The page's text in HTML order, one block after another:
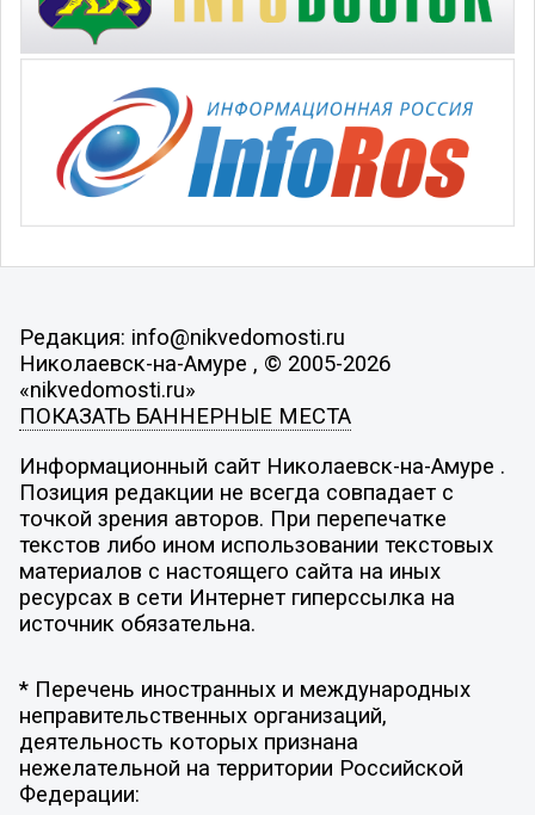
Редакция: info@nikvedomosti.ru
Николаевск-на-Амуре , © 2005-2026
«nikvedomosti.ru»
ПОКАЗАТЬ БАННЕРНЫЕ МЕСТА
Информационный сайт Николаевск-на-Амуре .
Позиция редакции не всегда совпадает с
точкой зрения авторов. При перепечатке
текстов либо ином использовании текстовых
материалов с настоящего сайта на иных
ресурсах в сети Интернет гиперссылка на
источник обязательна.
* Перечень иностранных и международных
неправительственных организаций,
деятельность которых признана
нежелательной на территории Российской
Федерации: